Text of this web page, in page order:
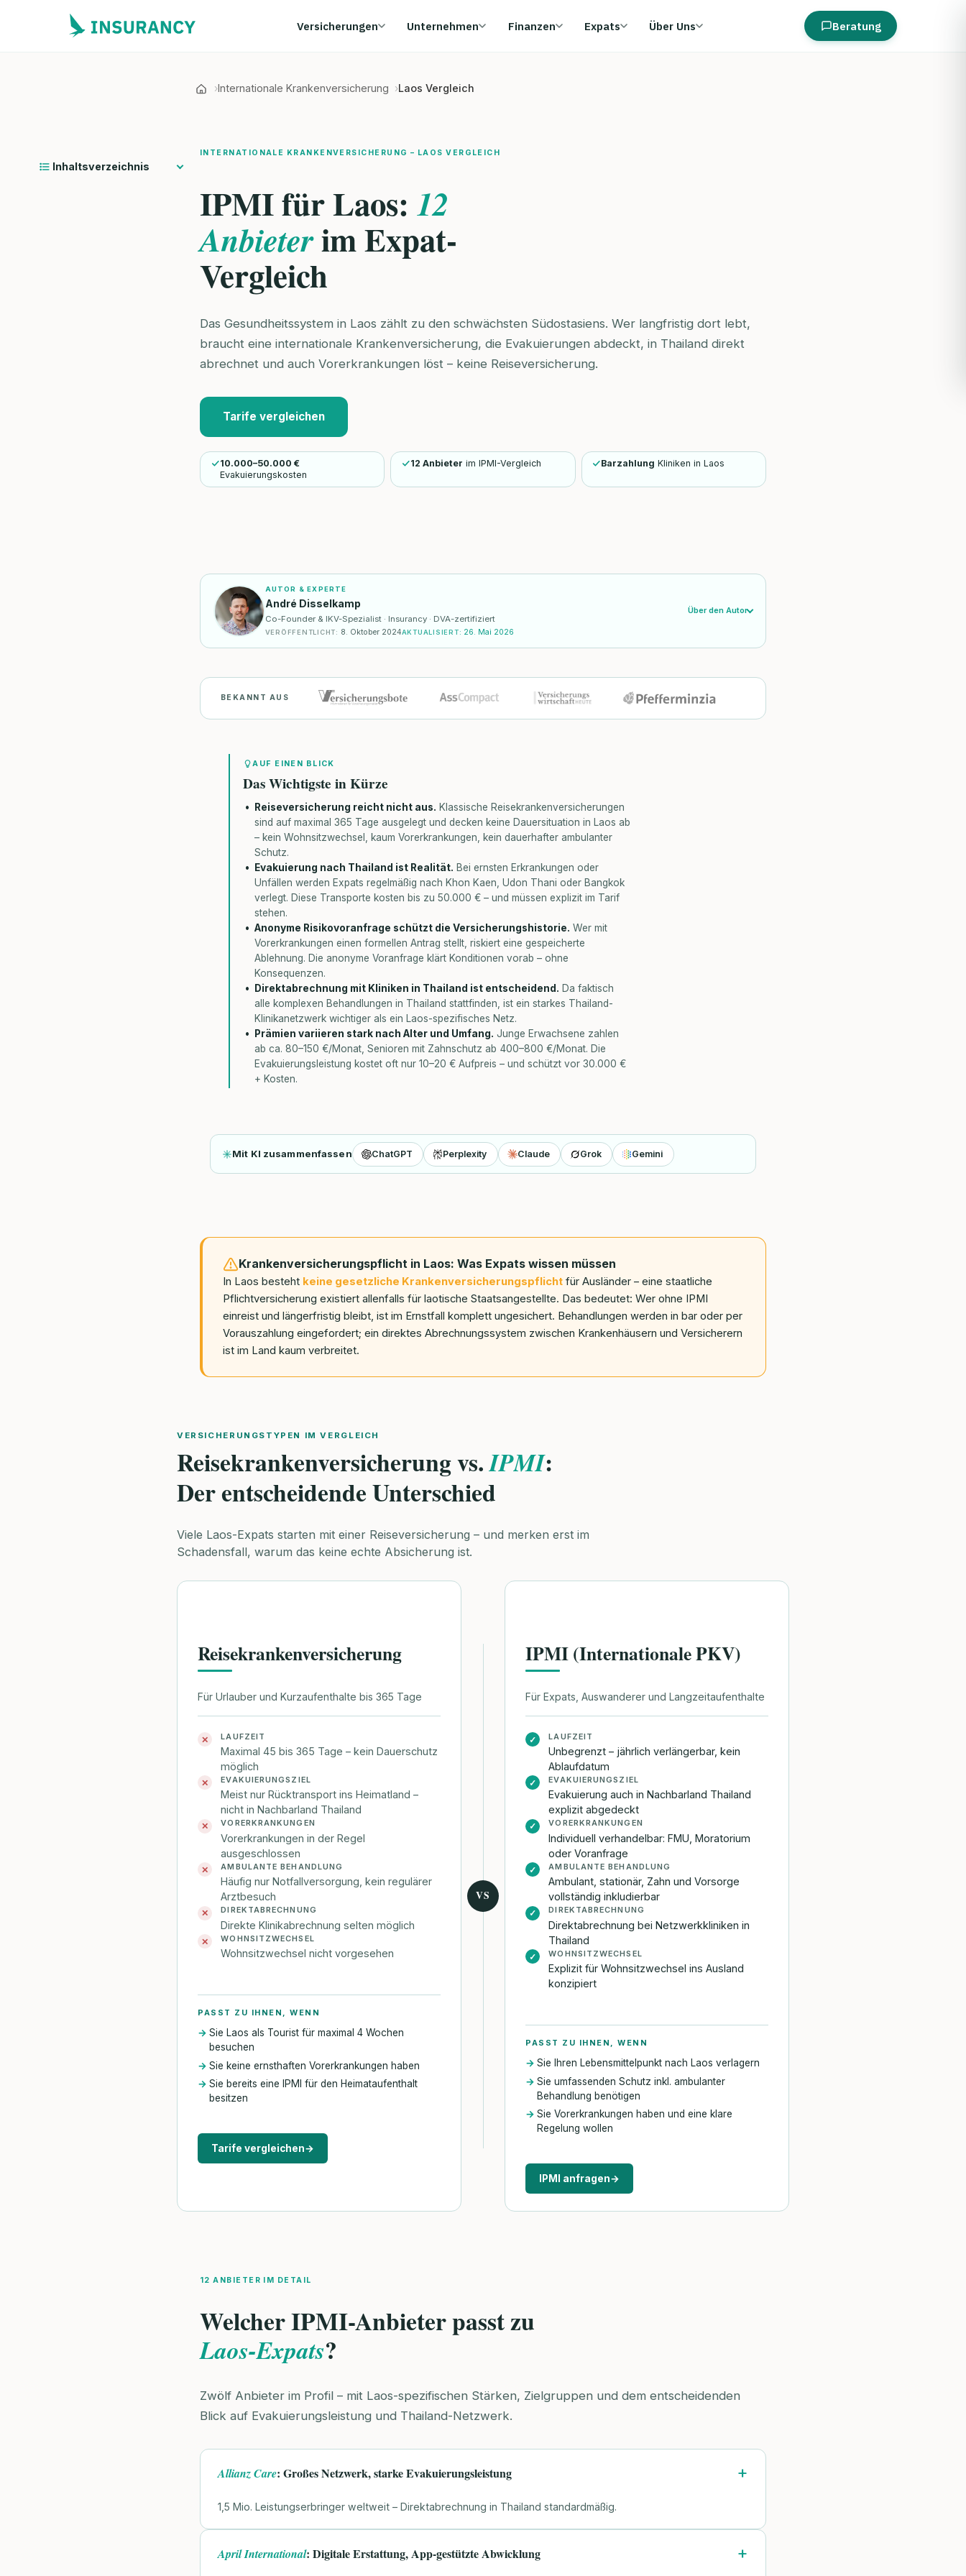
Versicherungen Unternehmen Finanzen Expats Über Uns Beratung
Internationale Krankenversicherung Laos Vergleich
INTERNATIONALE KRANKENVERSICHERUNG – LAOS VERGLEICH
IPMI für Laos: 12
Anbieterim Expat-
Vergleich
Das Gesundheitssystem in Laos zählt zu den schwächsten Südostasiens. Wer langfristig dort lebt,
braucht eine internationale Krankenversicherung, die Evakuierungen abdeckt, in Thailand direkt
abrechnet und auch Vorerkrankungen löst – keine Reiseversicherung.
Tarife vergleichen
10.000–50.000 €
Evakuierungskosten
12 Anbieter im IPMI-Vergleich Barzahlung Kliniken in Laos
AUTOR & EXPERTE
André Disselkamp
Co-Founder & IKV-Spezialist · Insurancy · DVA-zertifiziert
VERÖFFENTLICHT: 8. Oktober 2024AKTUALISIERT: 26. Mai 2026
Über den Autor
BEKANNT AUS
Inhaltsverzeichnis
AUF EINEN BLICK
Das Wichtigste in Kürze
Reiseversicherung reicht nicht aus. Klassische Reisekrankenversicherungen
sind auf maximal 365 Tage ausgelegt und decken keine Dauersituation in Laos ab
– kein Wohnsitzwechsel, kaum Vorerkrankungen, kein dauerhafter ambulanter
Schutz.
Evakuierung nach Thailand ist Realität. Bei ernsten Erkrankungen oder
Unfällen werden Expats regelmäßig nach Khon Kaen, Udon Thani oder Bangkok
verlegt. Diese Transporte kosten bis zu 50.000 € – und müssen explizit im Tarif
stehen.
Anonyme Risikovoranfrage schützt die Versicherungshistorie. Wer mit
Vorerkrankungen einen formellen Antrag stellt, riskiert eine gespeicherte
Ablehnung. Die anonyme Voranfrage klärt Konditionen vorab – ohne
Konsequenzen.
Direktabrechnung mit Kliniken in Thailand ist entscheidend. Da faktisch
alle komplexen Behandlungen in Thailand stattfinden, ist ein starkes Thailand-
Klinikanetzwerk wichtiger als ein Laos-spezifisches Netz.
Prämien variieren stark nach Alter und Umfang. Junge Erwachsene zahlen
ab ca. 80–150 €/Monat, Senioren mit Zahnschutz ab 400–800 €/Monat. Die
Evakuierungsleistung kostet oft nur 10–20 € Aufpreis – und schützt vor 30.000 €
+ Kosten.
Mit KI zusammenfassen ChatGPT Perplexity Claude Grok Gemini
Krankenversicherungspflicht in Laos: Was Expats wissen müssen
In Laos besteht keine gesetzliche Krankenversicherungspflicht für Ausländer – eine staatliche
Pflichtversicherung existiert allenfalls für laotische Staatsangestellte. Das bedeutet: Wer ohne IPMI
einreist und längerfristig bleibt, ist im Ernstfall komplett ungesichert. Behandlungen werden in bar oder per
Vorauszahlung eingefordert; ein direktes Abrechnungssystem zwischen Krankenhäusern und Versicherern
ist im Land kaum verbreitet.
VERSICHERUNGSTYPEN IM VERGLEICH
Reisekrankenversicherung vs.IPMI:
Der entscheidende Unterschied
Viele Laos-Expats starten mit einer Reiseversicherung – und merken erst im
Schadensfall, warum das keine echte Absicherung ist.
Reisekrankenversicherung
Für Urlauber und Kurzaufenthalte bis 365 Tage
✕ LAUFZEIT
Maximal 45 bis 365 Tage – kein Dauerschutz
möglich
✕ EVAKUIERUNGSZIEL
Meist nur Rücktransport ins Heimatland –
nicht in Nachbarland Thailand
✕ VORERKRANKUNGEN
Vorerkrankungen in der Regel
ausgeschlossen
✕ AMBULANTE BEHANDLUNG
Häufig nur Notfallversorgung, kein regulärer
Arztbesuch
✕ DIREKTABRECHNUNG
Direkte Klinikabrechnung selten möglich
✕ WOHNSITZWECHSEL
Wohnsitzwechsel nicht vorgesehen
PASST ZU IHNEN, WENN
Sie Laos als Tourist für maximal 4 Wochen
besuchen
Sie keine ernsthaften Vorerkrankungen haben
Sie bereits eine IPMI für den Heimataufenthalt
besitzen
Tarife vergleichen→
VS
IPMI (Internationale PKV)
Für Expats, Auswanderer und Langzeitaufenthalte
✓ LAUFZEIT
Unbegrenzt – jährlich verlängerbar, kein
Ablaufdatum
✓ EVAKUIERUNGSZIEL
Evakuierung auch in Nachbarland Thailand
explizit abgedeckt
✓ VORERKRANKUNGEN
Individuell verhandelbar: FMU, Moratorium
oder Voranfrage
✓ AMBULANTE BEHANDLUNG
Ambulant, stationär, Zahn und Vorsorge
vollständig inkludierbar
✓ DIREKTABRECHNUNG
Direktabrechnung bei Netzwerkkliniken in
Thailand
✓ WOHNSITZWECHSEL
Explizit für Wohnsitzwechsel ins Ausland
konzipiert
PASST ZU IHNEN, WENN
Sie Ihren Lebensmittelpunkt nach Laos verlagern
Sie umfassenden Schutz inkl. ambulanter
Behandlung benötigen
Sie Vorerkrankungen haben und eine klare
Regelung wollen
IPMI anfragen→
12 ANBIETER IM DETAIL
Welcher IPMI-Anbieter passt zu
Laos-Expats?
Zwölf Anbieter im Profil – mit Laos-spezifischen Stärken, Zielgruppen und dem entscheidenden
Blick auf Evakuierungsleistung und Thailand-Netzwerk.
Allianz Care: Großes Netzwerk, starke Evakuierungsleistung
1,5 Mio. Leistungserbringer weltweit – Direktabrechnung in Thailand standardmäßig.
April International: Digitale Erstattung, App-gestützte Abwicklung